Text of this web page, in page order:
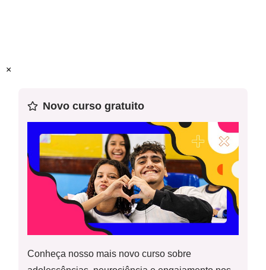
Habilidade(s) da BNCC:EF09HI24 Analisar as
transformações políticas, econômicas, sociais e
culturais de 1989 aos dias atuais, identificando
questões prioritárias para a promoção da cidadania e
dos valores democráticos.
Palavras-chave:Encarceramento, direitos sociais,
×
Novo curso gratuito
Conheça nosso mais novo curso sobre